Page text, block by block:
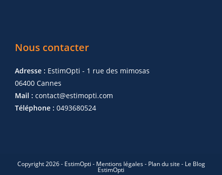
Nous contacter
Adresse : EstimOpti - 1 rue des mimosas
06400 Cannes
Mail : contact@estimopti.com
Téléphone : 0493680524
Copyright 2026 - EstimOpti - Mentions légales- Plan du site - Le Blog
EstimOpti